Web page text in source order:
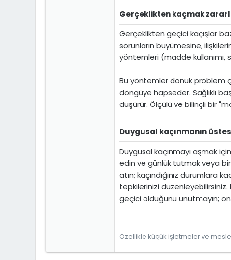
Gerçeklikten kaçmak zararlı
Gerçeklikten geçici kaçışlar
sorunların büyümesine,
yöntemleri (madde kullanımı,
Bu yöntemler donuk problem
döngüye hapseder. Sağlıklı
düşürür. Ölçülü ve bilinçli bir
Duygusal kaçınmanın
Duygusal kaçınmayı aşmak
edin ve günlük tutmak veya bir
atın; kaçındığınız durumlara
tepkilerinizi düzenleyebilirsiniz.
geçici olduğunu unutmayın;
Özellikle küçük işletmeler ve